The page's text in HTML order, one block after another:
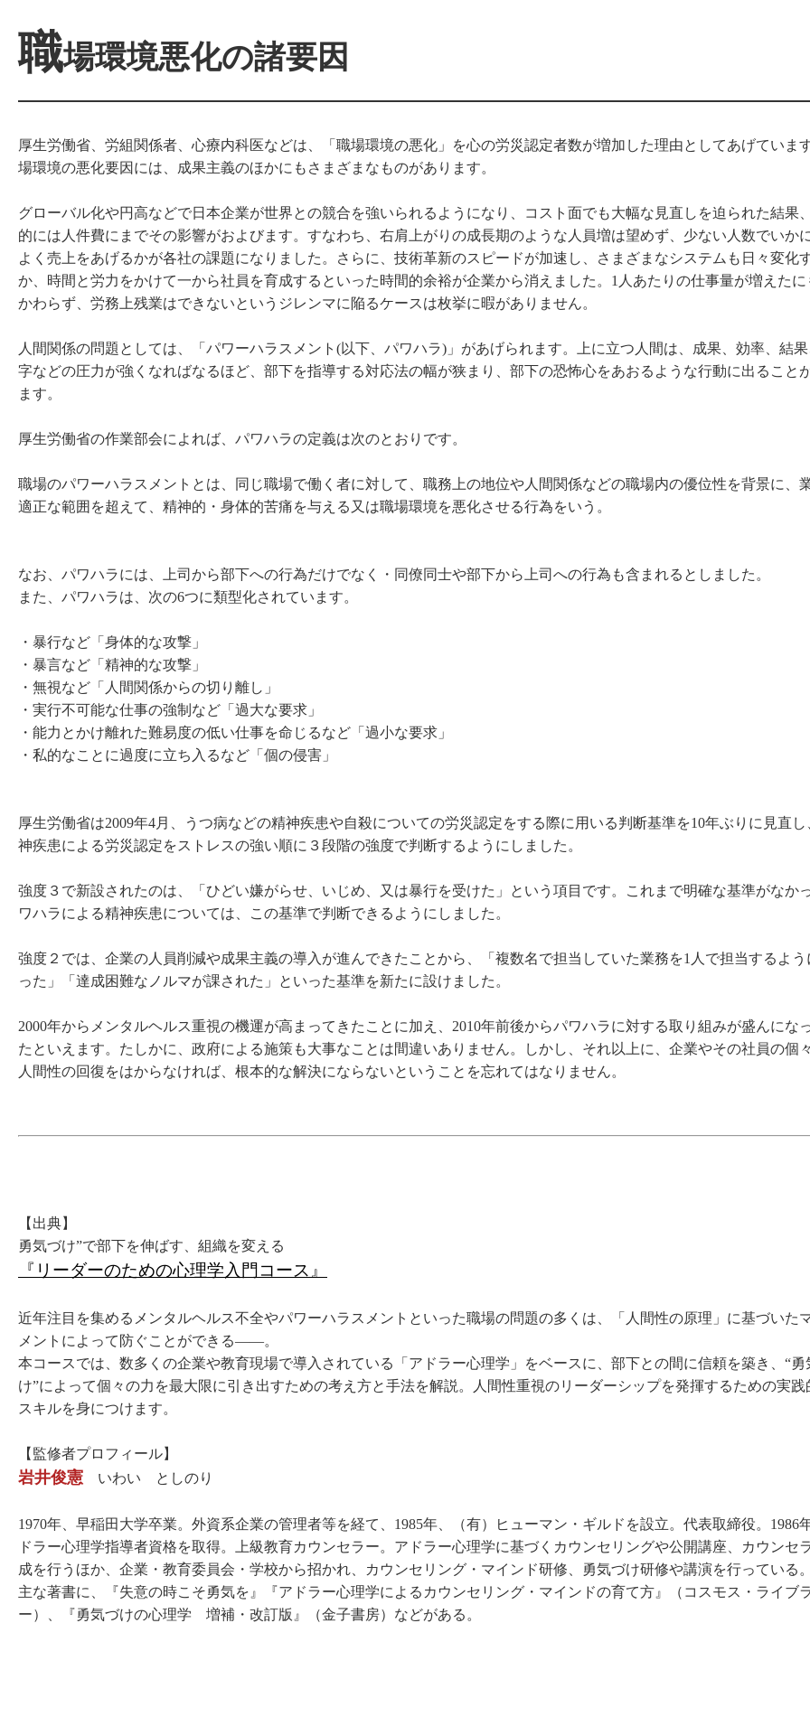
職場環境悪化の諸要因
厚生労働省、労組関係者、心療内科医などは、「職場環境の悪化」を心の労災認定者数が増加した理由としてあげていま
場環境の悪化要因には、成果主義のほかにもさまざまなものがあります。
グローバル化や円高などで日本企業が世界との競合を強いられるようになり、コスト面でも大幅な見直しを迫られた結果
的には人件費にまでその影響がおよびます。すなわち、右肩上がりの成長期のような人員増は望めず、少ない人数でいか
よく売上をあげるかが各社の課題になりました。さらに、技術革新のスピードが加速し、さまざまなシステムも日々変化
か、時間と労力をかけて一から社員を育成するといった時間的余裕が企業から消えました。1人あたりの仕事量が増えたに
かわらず、労務上残業はできないというジレンマに陥るケースは枚挙に暇がありません。
人間関係の問題としては、「パワーハラスメント(以下、パワハラ)」があげられます。上に立つ人間は、成果、効率、結
字などの圧力が強くなればなるほど、部下を指導する対応法の幅が狭まり、部下の恐怖心をあおるような行動に出ること
ます。
厚生労働省の作業部会によれば、パワハラの定義は次のとおりです。
職場のパワーハラスメントとは、同じ職場で働く者に対して、職務上の地位や人間関係などの職場内の優位性を背景に、
適正な範囲を超えて、精神的・身体的苦痛を与える又は職場環境を悪化させる行為をいう。
なお、パワハラには、上司から部下への行為だけでなく・同僚同士や部下から上司への行為も含まれるとしました。
また、パワハラは、次の6つに類型化されています。
・暴行など「身体的な攻撃」
・暴言など「精神的な攻撃」
・無視など「人間関係からの切り離し」
・実行不可能な仕事の強制など「過大な要求」
・能力とかけ離れた難易度の低い仕事を命じるなど「過小な要求」
・私的なことに過度に立ち入るなど「個の侵害」
厚生労働省は2009年4月、うつ病などの精神疾患や自殺についての労災認定をする際に用いる判断基準を10年ぶりに見直し
神疾患による労災認定をストレスの強い順に３段階の強度で判断するようにしました。
強度３で新設されたのは、「ひどい嫌がらせ、いじめ、又は暴行を受けた」という項目です。これまで明確な基準がなか
ワハラによる精神疾患については、この基準で判断できるようにしました。
強度２では、企業の人員削減や成果主義の導入が進んできたことから、「複数名で担当していた業務を1人で担当するよう
った」「達成困難なノルマが課された」といった基準を新たに設けました。
2000年からメンタルヘルス重視の機運が高まってきたことに加え、2010年前後からパワハラに対する取り組みが盛んにな
たといえます。たしかに、政府による施策も大事なことは間違いありません。しかし、それ以上に、企業やその社員の個
人間性の回復をはからなければ、根本的な解決にならないということを忘れてはなりません。
【出典】
勇気づけ”で部下を伸ばす、組織を変える
『リーダーのための心理学入門コース』
近年注目を集めるメンタルヘルス不全やパワーハラスメントといった職場の問題の多くは、「人間性の原理」に基づいた
メントによって防ぐことができる――。
本コースでは、数多くの企業や教育現場で導入されている「アドラー心理学」をベースに、部下との間に信頼を築き、“勇
け”によって個々の力を最大限に引き出すための考え方と手法を解説。人間性重視のリーダーシップを発揮するための実践
スキルを身につけます。
【監修者プロフィール】
岩井俊憲 いわい としのり
1970年、早稲田大学卒業。外資系企業の管理者等を経て、1985年、（有）ヒューマン・ギルドを設立。代表取締役。1986
ドラー心理学指導者資格を取得。上級教育カウンセラー。アドラー心理学に基づくカウンセリングや公開講座、カウンセ
成を行うほか、企業・教育委員会・学校から招かれ、カウンセリング・マインド研修、勇気づけ研修や講演を行っている。
主な著書に、『失意の時こそ勇気を』『アドラー心理学によるカウンセリング・マインドの育て方』（コスモス・ライブ
ー）、『勇気づけの心理学 増補・改訂版』（金子書房）などがある。